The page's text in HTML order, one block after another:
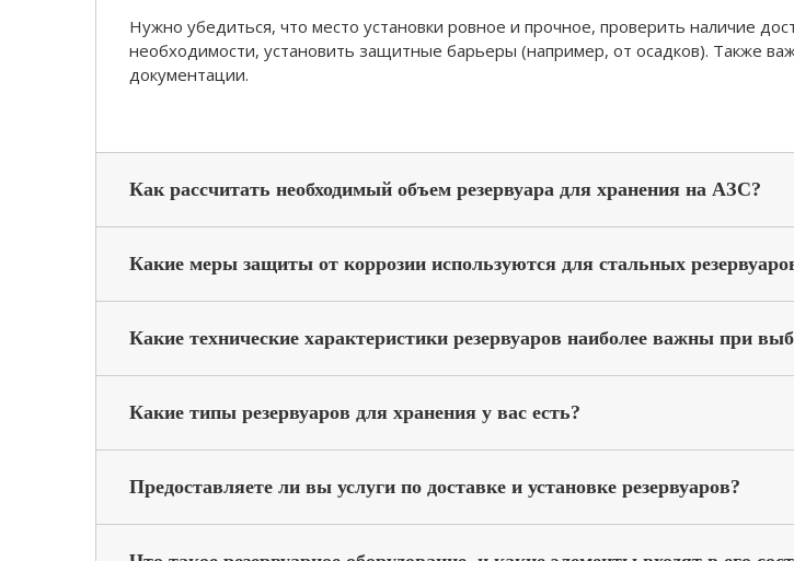
Нужно убедиться, что место установки ровное и прочное, проверить наличие
необходимости, установить защитные барьеры (например, от осадков). Также
документации.
Как рассчитать необходимый объем резервуара для хранения на АЗС?
Какие меры защиты от коррозии используются для стальных
Какие технические характеристики резервуаров наиболее важны при
Какие типы резервуаров для хранения у вас есть?
Предоставляете ли вы услуги по доставке и установке резервуаров?